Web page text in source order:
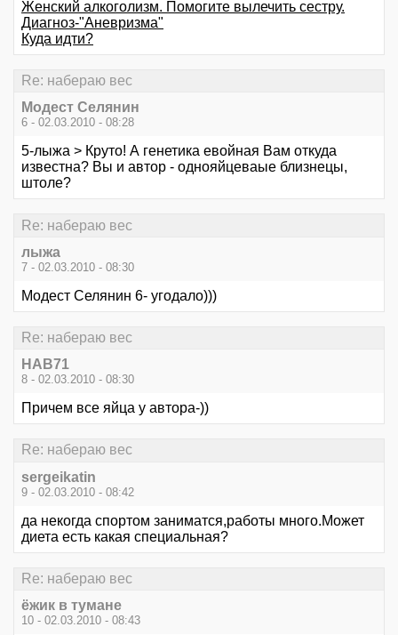
Женский алкоголизм. Помогите вылечить сестру.
Диагноз-"Аневризма"
Куда идти?
Re: набераю вес
Модест Селянин
6 - 02.03.2010 - 08:28
5-лыжа > Круто! А генетика евойная Вам откуда
известна? Вы и автор - однояйцеваые близнецы,
штоле?
Re: набераю вес
лыжа
7 - 02.03.2010 - 08:30
Модест Селянин 6- угодало)))
Re: набераю вес
НАВ71
8 - 02.03.2010 - 08:30
Причем все яйца у автора-))
Re: набераю вес
sergeikatin
9 - 02.03.2010 - 08:42
да некогда спортом заниматся,работы много.Может
диета есть какая специальная?
Re: набераю вес
ёжик в тумане
10 - 02.03.2010 - 08:43